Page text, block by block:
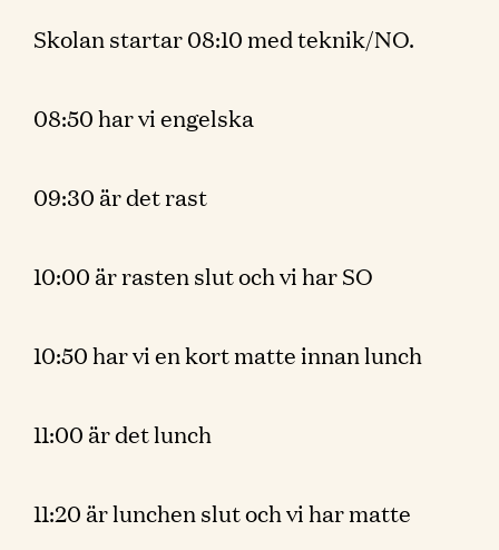
Skolan startar 08:10 med teknik/NO.
08:50 har vi engelska
09:30 är det rast
10:00 är rasten slut och vi har SO
10:50 har vi en kort matte innan lunch
11:00 är det lunch
11:20 är lunchen slut och vi har matte